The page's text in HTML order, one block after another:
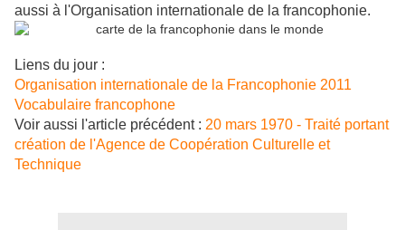
aussi à l'Organisation internationale de la francophonie.
Liens du jour :
Organisation internationale de la Francophonie 2011
Vocabulaire francophone
Voir aussi l'article précédent : 20 mars 1970 - Traité portant
création de l'Agence de Coopération Culturelle et
Technique